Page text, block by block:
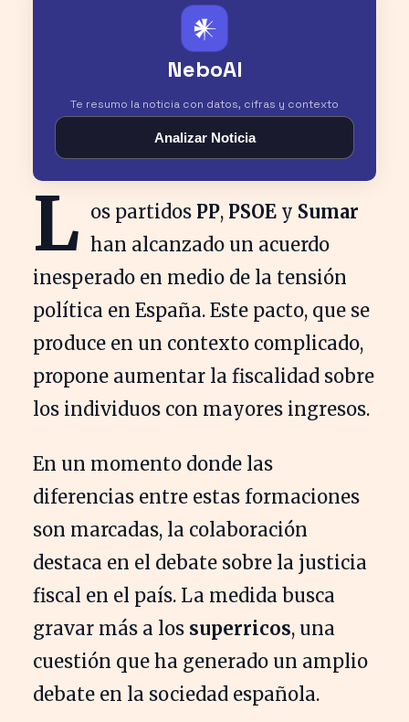
𒀭
NeboAI
Te resumo la noticia con datos, cifras y contexto
Analizar Noticia
L os partidos PP, PSOE y Sumar
han alcanzado un acuerdo
inesperado en medio de la tensión
política en España. Este pacto, que se
produce en un contexto complicado,
propone aumentar la fiscalidad sobre
los individuos con mayores ingresos.
En un momento donde las
diferencias entre estas formaciones
son marcadas, la colaboración
destaca en el debate sobre la justicia
fiscal en el país. La medida busca
gravar más a los superricos, una
cuestión que ha generado un amplio
debate en la sociedad española.